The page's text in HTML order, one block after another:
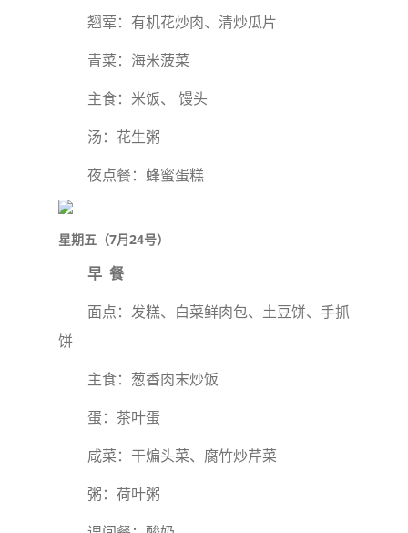
翘荤：有机花炒肉、清炒瓜片
青菜：海米菠菜
主食：米饭、 馒头
汤：花生粥
夜点餐：蜂蜜蛋糕
星期五（7月24号）
早 餐
面点：发糕、白菜鲜肉包、土豆饼、手抓
饼
主食：葱香肉末炒饭
蛋：茶叶蛋
咸菜：干煸头菜、腐竹炒芹菜
粥：荷叶粥